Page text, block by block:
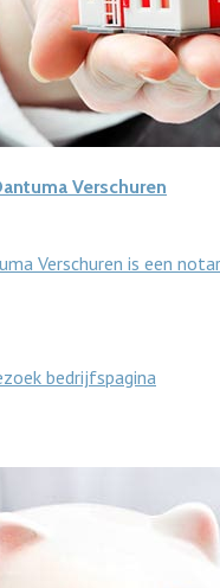
Verschuren
Verschuren is een
bedrijfspagina